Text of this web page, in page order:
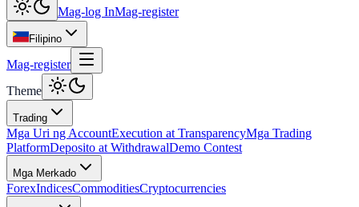
Mag-log InMag-register
Filipino
Mag-register
Theme
Trading
Mga Uri ng AccountExecution at TransparencyMga Trading
PlatformDeposito at WithdrawalDemo Contest
Mga Merkado
ForexIndicesCommoditiesCryptocurrencies